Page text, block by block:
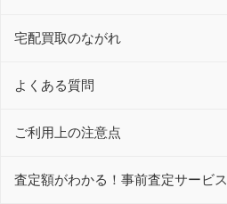
宅配買取のながれ
よくある質問
ご利用上の注意点
査定額がわかる！事前査定サービス